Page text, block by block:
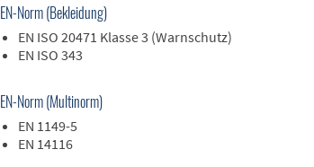
EN-Norm (Bekleidung)
EN ISO 20471 Klasse 3 (Warnschutz)
EN ISO 343
EN-Norm (Multinorm)
EN 1149-5
EN 14116